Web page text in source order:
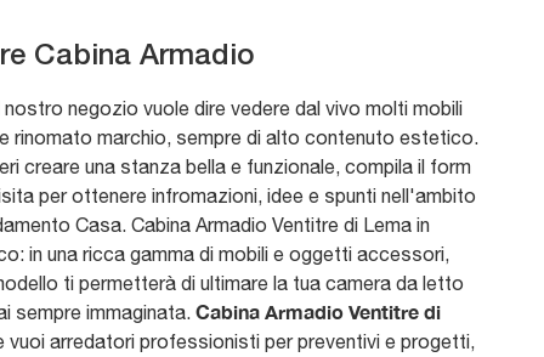
Cabina Armadio
nostro negozio vuole dire vedere dal vivo molti mobili
rinomato marchio, sempre di alto contenuto estetico.
creare una stanza bella e funzionale, compila il form
per ottenere infromazioni, idee e spunti nell'ambito
Casa. Cabina Armadio Ventitre di Lema in
in una ricca gamma di mobili e oggetti accessori,
ti permetterà di ultimare la tua camera da letto
sempre immaginata. Cabina Armadio Ventitre di
vuoi arredatori professionisti per preventivi e progetti,